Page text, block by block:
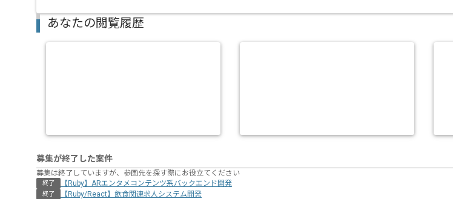
あなたの閲覧履歴
募集が終了した案件
募集は終了していますが、参画先を探す際にお役立てください
終了 【Ruby】ARエンタメコンテンツ系バックエンド開発
終了 【Ruby/React】飲食関連求人システム開発